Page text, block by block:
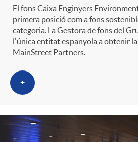
El fons Caixa Enginyers
primera posició com a fons
categoria. La Gestora de fons del
l'única entitat espanyola a obtenir
MainStreet Partners.
+